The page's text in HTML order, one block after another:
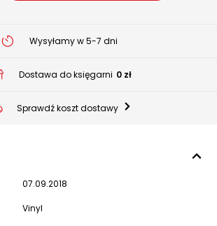
Wysyłamy w 5-7 dni
Dostawa do księgarni 0 zł
Sprawdź koszt dostawy
07.09.2018
Vinyl